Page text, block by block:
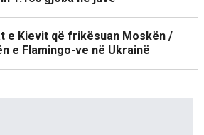
e Kievit që frikësuan Moskën /
e Flamingo-ve në Ukrainë